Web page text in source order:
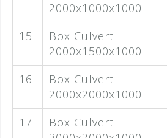
2000x1000x1000
15
Box Culvert
2000x1500x1000
16
Box Culvert
2000x2000x1000
17
Box Culvert